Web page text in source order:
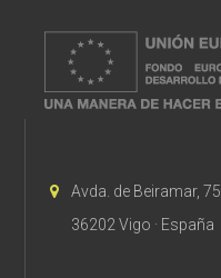
Avda. de Beiramar, 75
36202 Vigo · España